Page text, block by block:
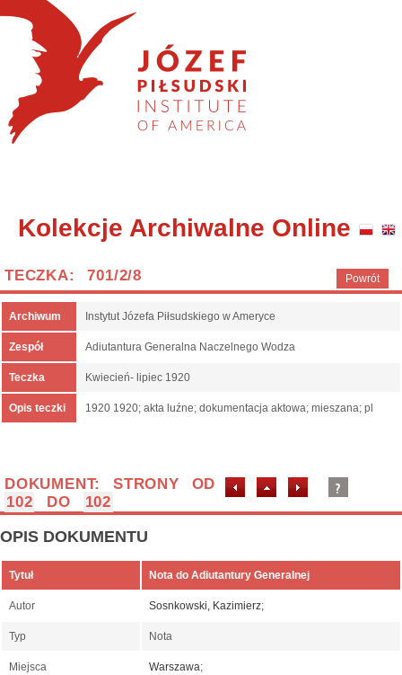
Kolekcje Archiwalne Online
Powrót
TECZKA: 701/2/8
Archiwum Instytut Józefa Piłsudskiego w Ameryce
Zespół Adiutantura Generalna Naczelnego Wodza
Teczka Kwiecień- lipiec 1920
Opis teczki 1920 1920; akta luźne; dokumentacja aktowa; mieszana; pl
DOKUMENT: STRONY OD
102
DO 102
OPIS DOKUMENTU
Tytuł Nota do Adiutantury Generalnej
Autor Sosnkowski, Kazimierz;
Typ Nota
Miejsca Warszawa;